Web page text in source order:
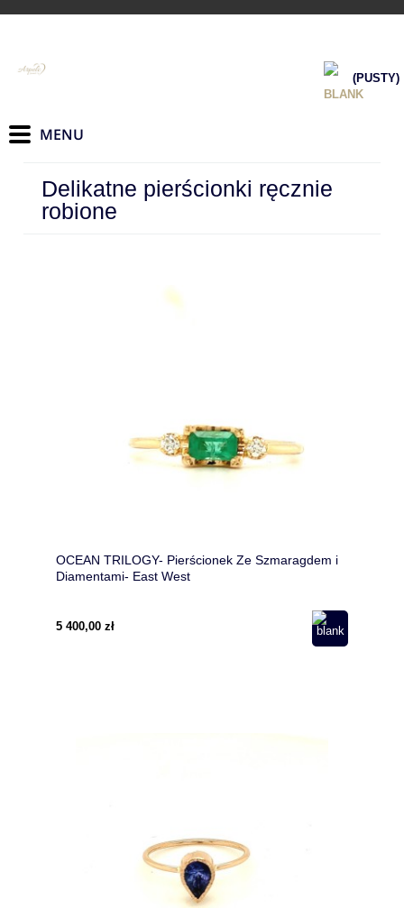
(PUSTY)
Delikatne pierścionki ręcznie
robione
OCEAN TRILOGY- Pierścionek Ze Szmaragdem i
Diamentami- East West
5 400,00 zł